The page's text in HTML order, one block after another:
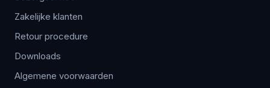
Zakelijke klanten
Retour procedure
Downloads
Algemene voorwaarden